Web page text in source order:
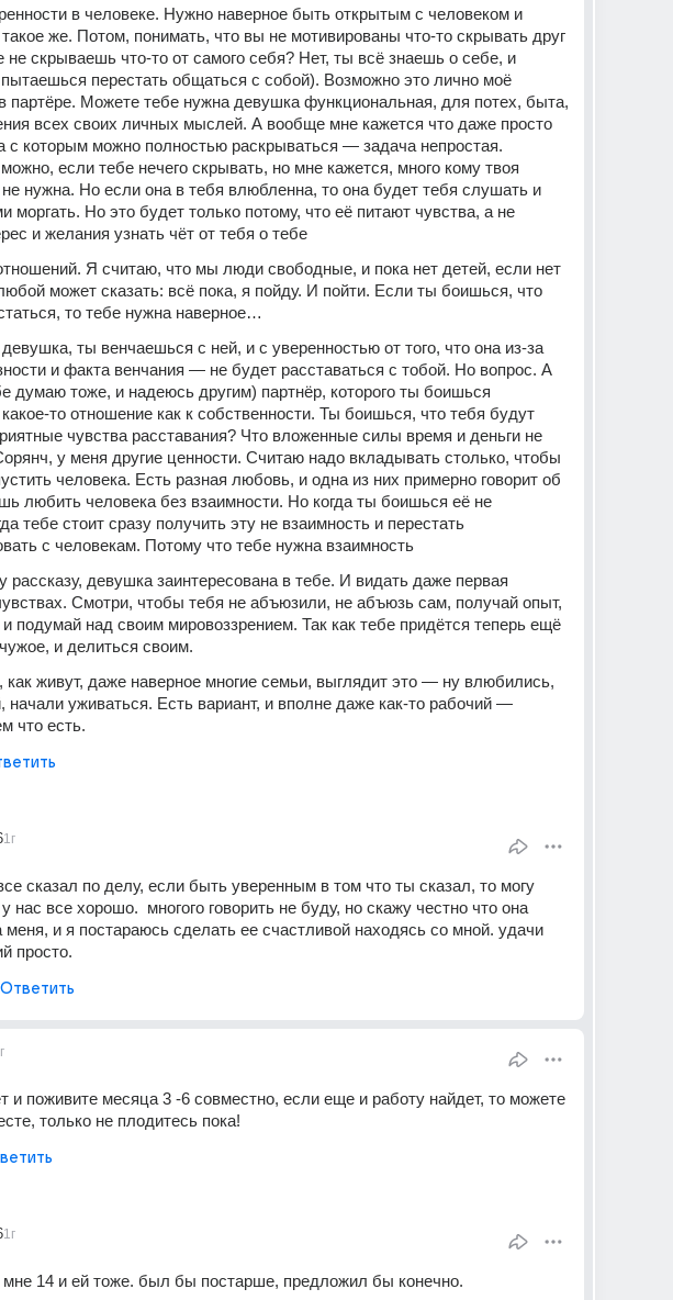
в человеке. Нужно наверное быть открытым с человеком и
такое же. Потом, понимать, что вы не мотивированы что-то скрывать друг
не скрываешь что-то от самого себя? Нет, ты всё знаешь о себе, и
перестать общаться с собой). Возможно это лично моё
партёре. Можете тебе нужна девушка функциональная, для потех, быта,
всех своих личных мыслей. А вообще мне кажется что даже просто
с которым можно полностью раскрываться — задача непростая.
если тебе нечего скрывать, но мне кажется, много кому твоя
не нужна. Но если она в тебя влюбленна, то она будет тебя слушать и
моргать. Но это будет только потому, что её питают чувства, а не
и желания узнать чёт от тебя о тебе
Я считаю, что мы люди свободные, и пока нет детей, если нет
может сказать: всё пока, я пойду. И пойти. Если ты боишься, что
то тебе нужна наверное…
ты венчаешься с ней, и с уверенностью от того, что она из-за
и факта венчания — не будет расставаться с тобой. Но вопрос. А
думаю тоже, и надеюсь другим) партнёр, которого ты боишься
то отношение как к собственности. Ты боишься, что тебя будут
чувства расставания? Что вложенные силы время и деньги не
у меня другие ценности. Считаю надо вкладывать столько, чтобы
человека. Есть разная любовь, и одна из них примерно говорит об
любить человека без взаимности. Но когда ты боишься её не
тебе стоит сразу получить эту не взаимность и перестать
с человекам. Потому что тебе нужна взаимность
рассказу, девушка заинтересована в тебе. И видать даже первая
Смотри, чтобы тебя не абъюзили, не абъюзь сам, получай опыт,
подумай над своим мировоззрением. Так как тебе придётся теперь ещё
и делиться своим.
как живут, даже наверное многие семьи, выглядит это — ну влюбились,
начали уживаться. Есть вариант, и вполне даже как-то рабочий —
что есть.
1г
сказал по делу, если быть уверенным в том что ты сказал, то могу
у нас все хорошо.  многого говорить не буду, но скажу честно что она
меня, и я постараюсь сделать ее счастливой находясь со мной. удачи
просто.
Ответить
и поживите месяца 3 -6 совместно, если еще и работу найдет, то можете
только не плодитесь пока!
1г
14 и ей тоже. был бы постарше, предложил бы конечно.